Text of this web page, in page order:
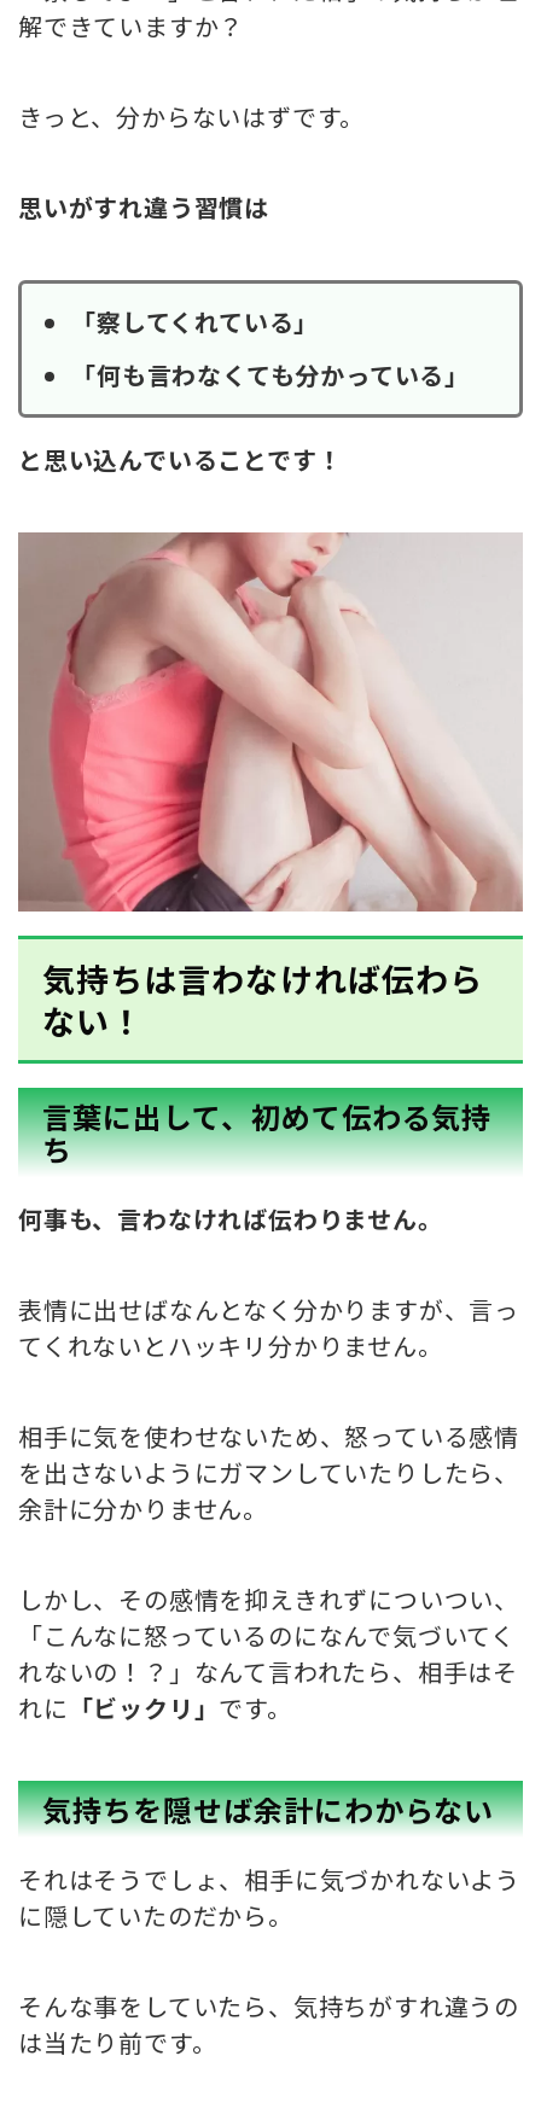
解できていますか？
きっと、分からないはずです。
思いがすれ違う習慣は
「察してくれている」
「何も言わなくても分かっている」
と思い込んでいることです！
気持ちは言わなければ伝わら
ない！
言葉に出して、初めて伝わる気持
ち
何事も、言わなければ伝わりません。
表情に出せばなんとなく分かりますが、言っ
てくれないとハッキリ分かりません。
相手に気を使わせないため、怒っている感情
を出さないようにガマンしていたりしたら、
余計に分かりません。
しかし、その感情を抑えきれずについつい、
「こんなに怒っているのになんで気づいてく
れないの！？」なんて言われたら、相手はそ
れに 「ビックリ」 です。
気持ちを隠せば余計にわからない
それはそうでしょ、相手に気づかれないよう
に隠していたのだから。
そんな事をしていたら、気持ちがすれ違うの
は当たり前です。